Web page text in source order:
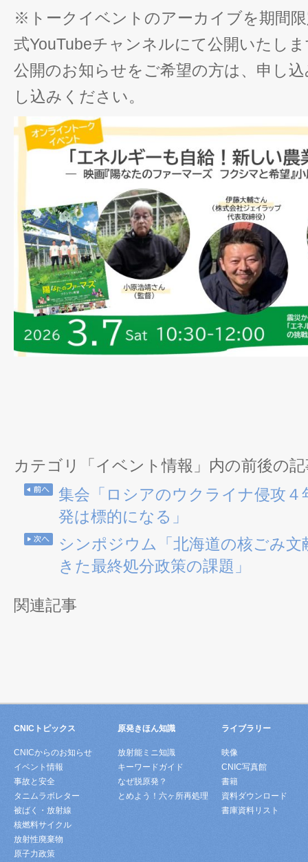
※トークイベントのアーカイブを期間
式YouTubeチャンネルにて公開いたし
公開のお知らせをご希望の方は、申し
し込みください。
カテゴリ「イベント情報」内の前後の
集会「ロシアのウクライナ侵攻
発は標的になる」
シンポジウム「北海道の核ごみ
きた最終処分政策の課題」
関連記事
CNICトピックス
CNICからのお知らせ
イベント情報
事故と安全
タニムラボレター
被ばく・放射線
核燃料サイクル
放射性廃棄物
原子力政策
原発きほん知識
放射能ミニ知識
キーワードガイド
なぜ脱原発？
とめよう！六ヶ所再処理
ライブラリー
映像
CNIC写真館
書籍
資料ダウンロード
書庫資料リスト